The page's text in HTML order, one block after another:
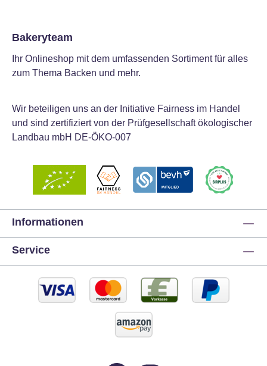
Bakeryteam
Ihr Onlineshop mit dem umfassenden Sortiment für alles
zum Thema Backen und mehr.
Wir beteiligen uns an der Initiative Fairness im Handel
und sind zertifiziert von der Prüfgesellschaft ökologischer
Landbau mbH DE-ÖKO-007
Informationen
Service